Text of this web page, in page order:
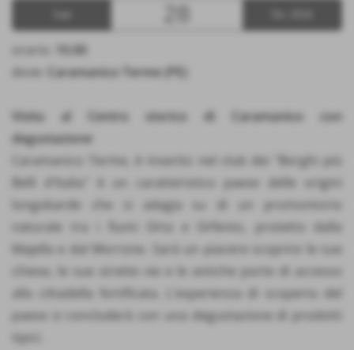
orario:
10.00
dove:
Caramanico Terme (PE)
Visita al Centro storico di Caramanico con
degustazione
Caramanico Terme, è inserito nel club dei "Borghi più
Belli d'Italia" è un caratteristico paese delle origini
longobarde che si adagia su di un promontorio
naturale tra i fiumi Orta e Orfento, protetto dalla
Majella e dal Morrone. Sarà un piacere scoprire le sue
chiese, le sue strette vie e le antiche porte di accesso
alla cittadella fortificata. L´esperienza di scoperta del
paese si concluderà con una degustazione di prodotti
tipici.